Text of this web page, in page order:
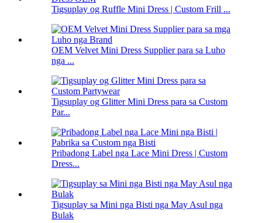
Tigsuplay og Ruffle Mini Dress | Custom Frill ...
OEM Velvet Mini Dress Supplier para sa Luho
nga ...
Tigsuplay og Glitter Mini Dress para sa Custom
Par...
Pribadong Label nga Lace Mini Dress | Custom
Dress...
Tigsuplay sa Mini nga Bisti nga May Asul nga
Bulak